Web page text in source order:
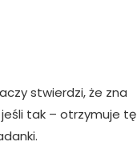
stwierdzi, że zna
jeśli tak – otrzymuje tę